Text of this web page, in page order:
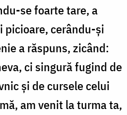
se foarte tare, a
picioare, cerându-și
a răspuns, zicând:
ci singură fugind de
și de cursele celui
am venit la turma ta,